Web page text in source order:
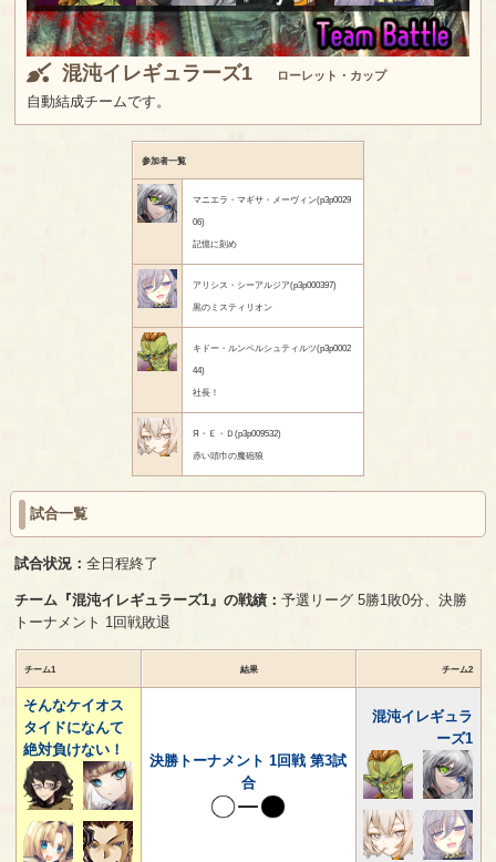
混沌イレギュラーズ1 ローレット・カップ
自動結成チームです。
参加者一覧
マニエラ・マギサ・メーヴィン(p3p0029
06)
記憶に刻め
アリシス・シーアルジア(p3p000397)
黒のミスティリオン
キドー・ルンペルシュティルツ(p3p0002
44)
社長！
Я・Ｅ・Ｄ(p3p009532)
赤い頭巾の魔砲狼
試合一覧
試合状況：全日程終了
チーム『混沌イレギュラーズ1』の戦績：予選リーグ 5勝1敗0分、決勝
トーナメント 1回戦敗退
チーム1 結果 チーム2
そんなケイオス
タイドになんて
絶対負けない！
決勝トーナメント 1回戦 第3試
合
混沌イレギュラ
ーズ1